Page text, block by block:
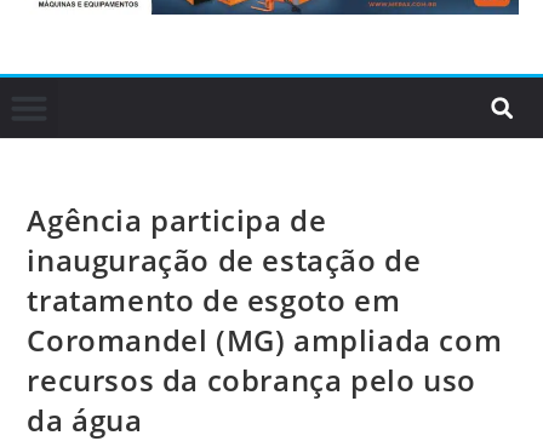
Agência participa de
inauguração de estação de
tratamento de esgoto em
Coromandel (MG) ampliada com
recursos da cobrança pelo uso
da água